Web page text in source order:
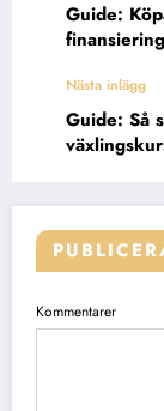
Guide:
finansiering
Nästa inlägg
Guide: Så
Kommentarer